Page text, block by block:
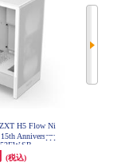
H5 Flow Ni
Anniversary
SB
(税込)